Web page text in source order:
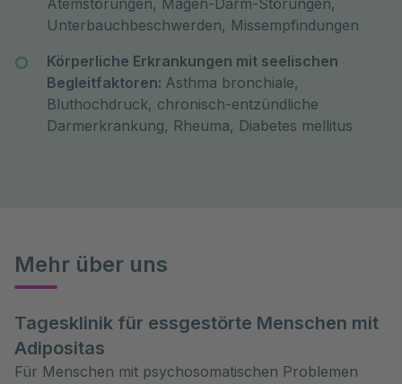
Unterbauchbeschwerden, Missempfindungen
Körperliche Erkrankungen mit seelischen
Begleitfaktoren: Asthma bronchiale,
Bluthochdruck, chronisch-entzündliche
Darmerkrankung, Rheuma, Diabetes mellitus
Mehr über uns
Tagesklinik für essgestörte Menschen mit
Adipositas
Für Menschen mit psychosomatischen Problemen